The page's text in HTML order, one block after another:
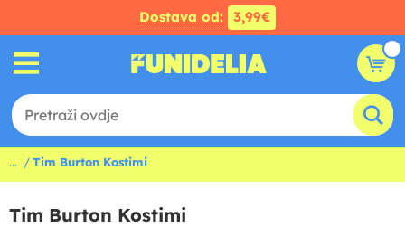
Dostava od: 3,99€
... Tim Burton Kostimi
Tim Burton Kostimi